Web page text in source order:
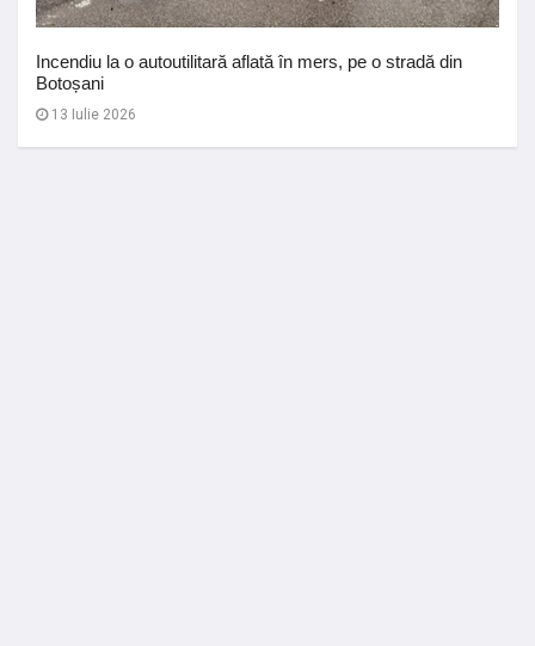
Incendiu la o autoutilitară aflată în mers, pe o stradă din
Botoșani
13 Iulie 2026